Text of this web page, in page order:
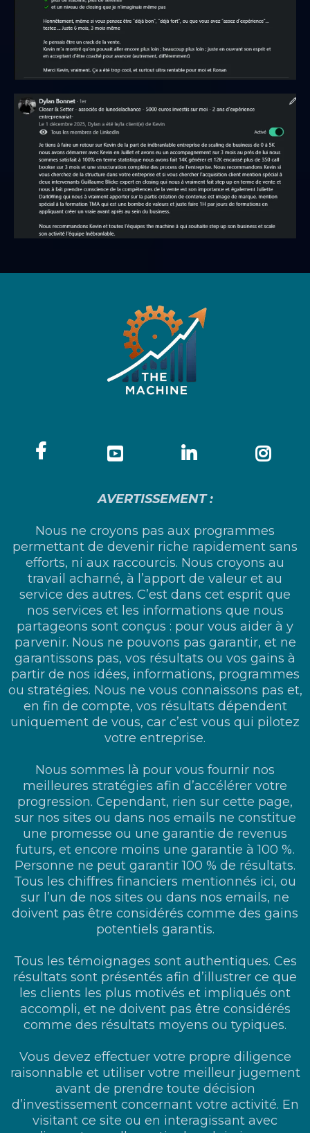
AVERTISSEMENT :
Nous ne croyons pas aux programmes
permettant de devenir riche rapidement sans
efforts, ni aux raccourcis. Nous croyons au
travail acharné, à l’apport de valeur et au
service des autres. C’est dans cet esprit que
nos services et les informations que nous
partageons sont conçus : pour vous aider à y
parvenir. Nous ne pouvons pas garantir, et ne
garantissons pas, vos résultats ou vos gains à
partir de nos idées, informations, programmes
ou stratégies. Nous ne vous connaissons pas et,
en fin de compte, vos résultats dépendent
uniquement de vous, car c’est vous qui pilotez
votre entreprise.
Nous sommes là pour vous fournir nos
meilleures stratégies afin d’accélérer votre
progression. Cependant, rien sur cette page,
sur nos sites ou dans nos emails ne constitue
une promesse ou une garantie de revenus
futurs, et encore moins une garantie à 100 %.
Personne ne peut garantir 100 % de résultats.
Tous les chiffres financiers mentionnés ici, ou
sur l’un de nos sites ou dans nos emails, ne
doivent pas être considérés comme des gains
potentiels garantis.
Tous les témoignages sont authentiques. Ces
résultats sont présentés afin d’illustrer ce que
les clients les plus motivés et impliqués ont
accompli, et ne doivent pas être considérés
comme des résultats moyens ou typiques.
Vous devez effectuer votre propre diligence
raisonnable et utiliser votre meilleur jugement
avant de prendre toute décision
d’investissement concernant votre activité. En
visitant ce site ou en interagissant avec